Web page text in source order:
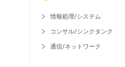
情報処理/システム
コンサル/シンクタンク
通信/ネットワーク